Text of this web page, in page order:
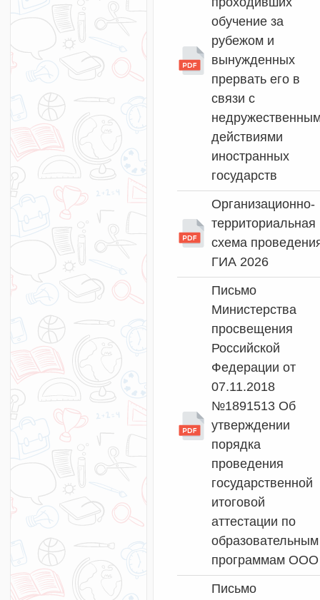
обучение за
рубежом и
вынужденных
прервать его в
связи с
действиями
иностранных
государств
Организационно-
территориальная
схема
ГИА 2026
Письмо
Министерства
просвещения
Российской
Федерации от
07.11.2018
№1891513 Об
утверждении
порядка
проведения
государственной
итоговой
аттестации по
образовательным
программам ООО
Письмо